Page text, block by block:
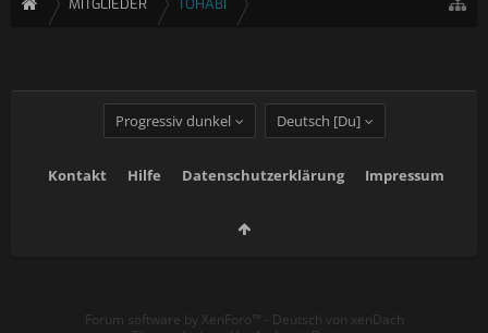
MITGLIEDER TOHABI
Progressiv dunkel Deutsch [Du]
Kontakt Hilfe Datenschutzerklärung Impressum
Forum software by XenForo™ - Deutsch von xenDach